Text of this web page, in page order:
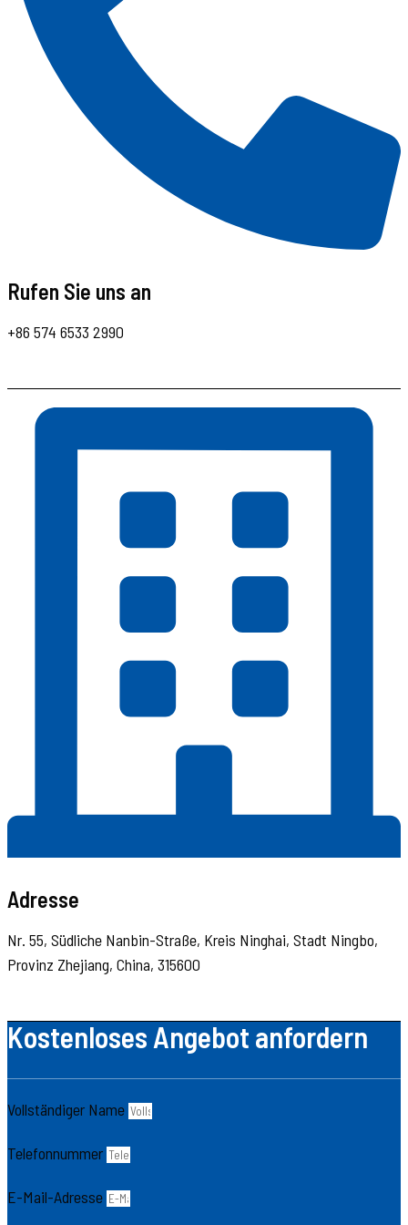
Rufen Sie uns an
+86 574 6533 2990
Adresse
Nr. 55, Südliche Nanbin-Straße, Kreis Ninghai, Stadt Ningbo,
Provinz Zhejiang, China, 315600
Kostenloses Angebot anfordern
Vollständiger Name
Telefonnummer
E-Mail-Adresse